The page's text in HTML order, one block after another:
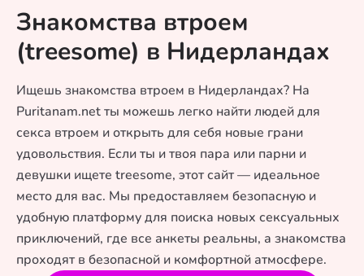
Знакомства втроем
(treesome) в Нидерландах
Ищешь знакомства втроем в Нидерландах? На
Puritanam.net ты можешь легко найти людей для
секса втроем и открыть для себя новые грани
удовольствия. Если ты и твоя пара или парни и
девушки ищете treesome, этот сайт — идеальное
место для вас. Мы предоставляем безопасную и
удобную платформу для поиска новых сексуальных
приключений, где все анкеты реальны, а знакомства
проходят в безопасной и комфортной атмосфере.